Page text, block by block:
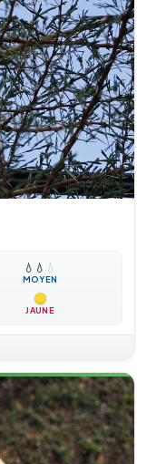
💧 💧 💧
MOYEN
JAUNE